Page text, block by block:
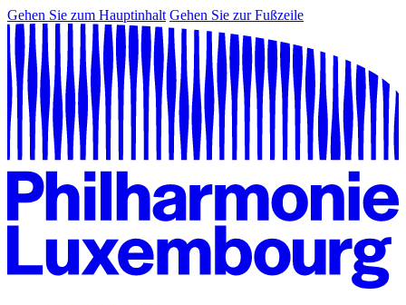
Gehen Sie zum Hauptinhalt Gehen Sie zur Fußzeile